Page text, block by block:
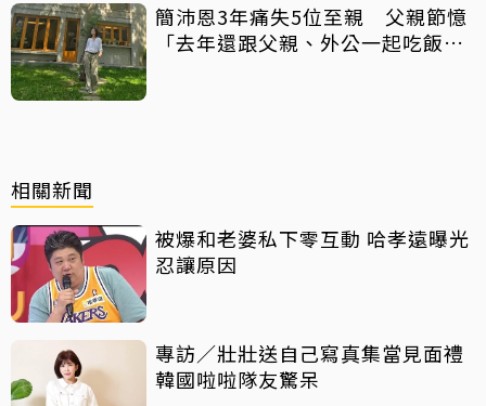
簡沛恩3年痛失5位至親 父親節憶
「去年還跟父親、外公一起吃飯聊
相關新聞
被爆和老婆私下零互動 哈孝遠曝光
忍讓原因
專訪／壯壯送自己寫真集當見面禮
韓國啦啦隊友驚呆